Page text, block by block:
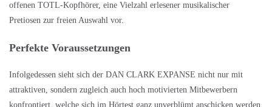
offenen TOTL-Kopfhörer, eine Vielzahl erlesener musikalischer
Pretiosen zur freien Auswahl vor.
Perfekte Voraussetzungen
Infolgedessen sieht sich der DAN CLARK EXPANSE nicht nur mit
attraktiven, sondern zugleich auch hoch motivierten Mitbewerbern
konfrontiert, welche sich im Hörtest ganz unverblümt anschicken werden,